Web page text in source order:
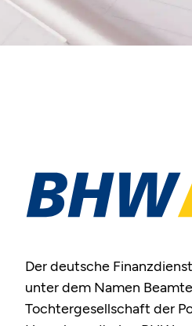
Der deutsche
unter dem Namen
Tochtergesellschaft der